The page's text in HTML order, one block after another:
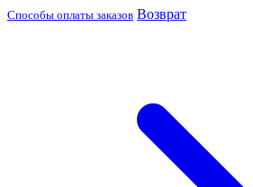
Способы оплаты заказов Возврат